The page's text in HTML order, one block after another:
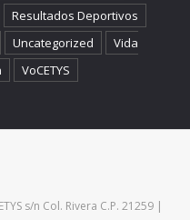
Resultados Deportivos
Uncategorized
Vida
VoCETYS
s/n Col. Rivera C.P. 21259 |